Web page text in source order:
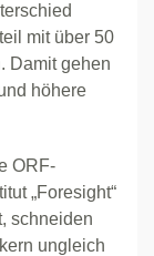
mit über 50
Damit gehen
höhere
ORF-
„Foresight“
schneiden
ungleich